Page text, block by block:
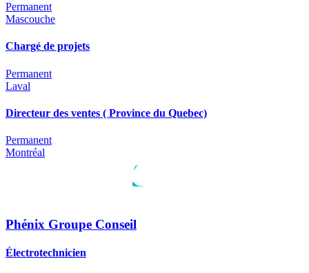
Permanent
Mascouche
Chargé de projets
Permanent
Laval
Directeur des ventes ( Province du Quebec)
Permanent
Montréal
Phénix Groupe Conseil
Électrotechnicien